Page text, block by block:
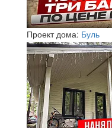
Проект дома: Буль